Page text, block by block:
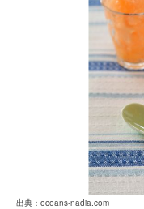
出典：oceans-nadia.com